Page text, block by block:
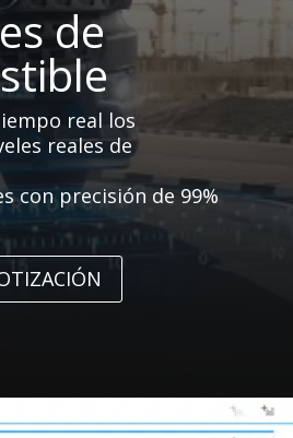
de
real los
reales de
con precisión de 99%